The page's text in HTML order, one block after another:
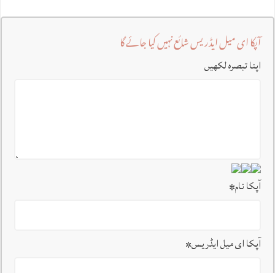
آپکا ای میل ایڈریس شائع نہیں کیا جائے گا
اپنا تبصرہ لکھیں
آپکا نام*
آپکا ای میل ایڈریس*